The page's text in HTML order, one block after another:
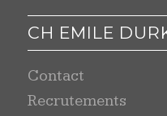
CH EMILE
Contact
Recrutements